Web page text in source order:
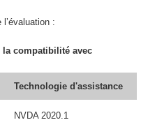
:
la compatibilité avec
Technologie d'assistance
NVDA 2020.1